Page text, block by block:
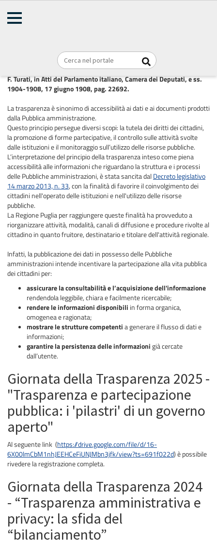
Amministrazione Trasparente
"Dove un superiore pubblico interesse non imponga un momentaneo
segreto, la casa dell'amministrazione dovrebbe essere di vetro".
F. Turati, in Atti del Parlamento italiano, Camera dei Deputati, e ss.
1904-1908, 17 giugno 1908, pag. 22692.
La trasparenza è sinonimo di accessibilità ai dati e ai documenti prodotti
dalla Pubblica amministrazione.
Questo principio persegue diversi scopi: la tutela dei diritti dei cittadini,
la promozione di forme partecipative, il controllo sulle attività svolte
dalle istituzioni e il monitoraggio sull’utilizzo delle risorse pubbliche.
L’interpretazione del principio della trasparenza inteso come piena
accessibilità alle informazioni che riguardano la struttura e i processi
delle Pubbliche amministrazioni, è stata sancita dalDecreto legislativo
14 marzo 2013, n. 33, con la finalità di favorire il coinvolgimento dei
cittadini nell'operato delle istituzioni e nell'utilizzo delle risorse
pubbliche.
La Regione Puglia per raggiungere queste finalità ha provveduto a
riorganizzare attività, modalità, canali di diffusione e procedure rivolte al
cittadino in quanto fruitore, destinatario e titolare dell'attività regionale.
Infatti, la pubblicazione dei dati in possesso delle Pubbliche
amministrazioni intende incentivare la partecipazione alla vita pubblica
dei cittadini per:
assicurare la consultabilità e l’acquisizione dell'informazione
rendendola leggibile, chiara e facilmente ricercabile;
rendere le informazioni disponibili in forma organica,
omogenea e ragionata;
mostrarele strutture competentia generare il flusso di dati e
informazioni;
garantire la persistenza delle informazionigià cercate
dall’utente.
Giornata della Trasparenza 2025 -
"Trasparenza e partecipazione
pubblica: i 'pilastri' di un governo
aperto"
Al seguente link (https://drive.google.com/file/d/16-
6X00lmCbM1nhJEEHCeFiUNJMbn3jfk/view?ts=691f022d) è possibile
rivedere la registrazione completa.
Giornata della Trasparenza 2024
- “Trasparenza amministrativa e
privacy: la sfida del
“bilanciamento”